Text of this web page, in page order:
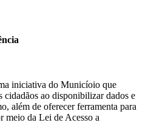
iniciativa do Municíoio que
ao disponibilizar dados e
além de oferecer ferramenta para
meio da Lei de Acesso a